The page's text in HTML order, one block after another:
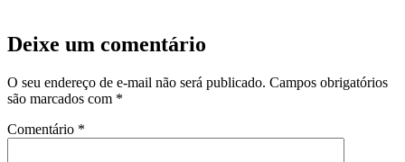
Deixe um comentário
O seu endereço de e-mail não será publicado. Campos obrigatórios
são marcados com *
Comentário *